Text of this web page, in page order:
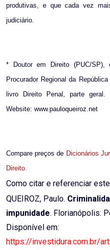
produtivas, e que cada vez
judiciário.
* Doutor em Direito (PUC/SP),
Procurador Regional da
livro Direito Penal, parte
Website: www.pauloqueiroz.net
Compare preços de Dicionários
Direito.
Como citar e referenciar
QUEIROZ, Paulo.
impunidade. Florianópolis:
Disponível em:
https://investidura.com.br/